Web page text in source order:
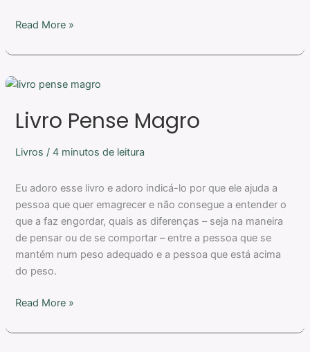
Read More »
Livro Pense Magro
Livros /4 minutos de leitura
Eu adoro esse livro e adoro indicá-lo por que ele ajuda a
pessoa que quer emagrecer e não consegue a entender o
que a faz engordar, quais as diferenças – seja na maneira
de pensar ou de se comportar – entre a pessoa que se
mantém num peso adequado e a pessoa que está acima
do peso.
Livro
Magro
Read More »